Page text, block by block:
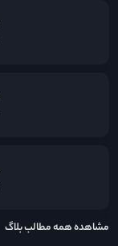
مشاهده همه مطالب بلاگ